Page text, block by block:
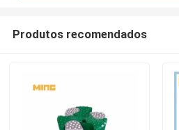
Produtos recomendados